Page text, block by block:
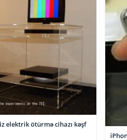
elektrik ötürmə cihazı kəşf